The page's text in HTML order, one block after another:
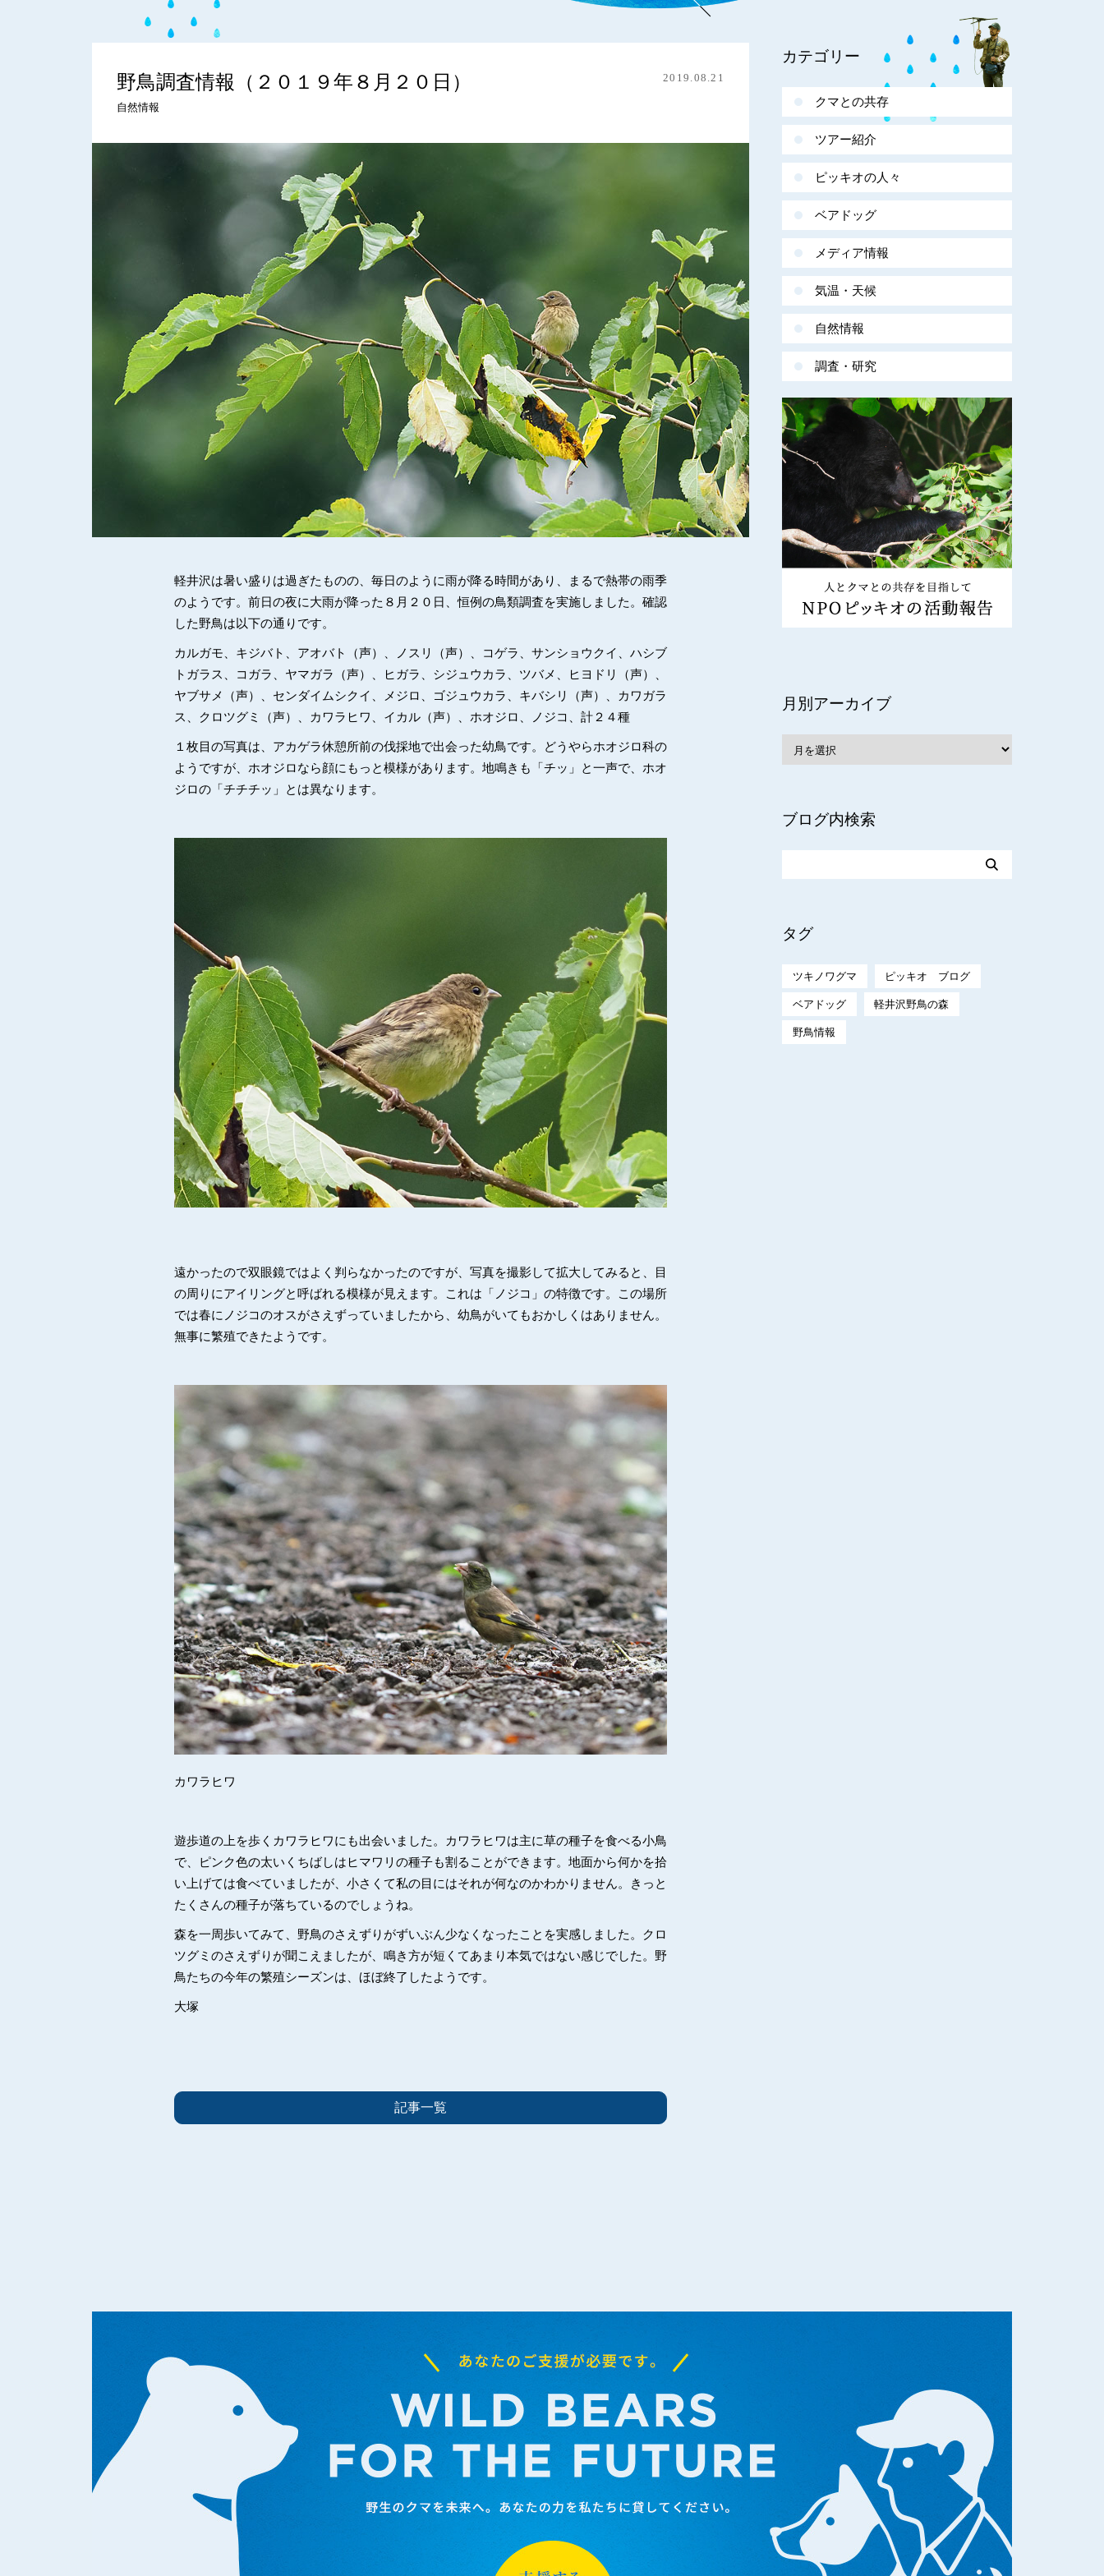
野鳥調査情報（２０１９年８月２０日）
自然情報
2019.08.21
軽井沢は暑い盛りは過ぎたものの、毎日のように雨が降る時間があり、まるで熱帯の雨季
のようです。前日の夜に大雨が降った８月２０日、恒例の鳥類調査を実施しました。確認
した野鳥は以下の通りです。
カルガモ、キジバト、アオバト（声）、ノスリ（声）、コゲラ、サンショウクイ、ハシブ
トガラス、コガラ、ヤマガラ（声）、ヒガラ、シジュウカラ、ツバメ、ヒヨドリ（声）、
ヤブサメ（声）、センダイムシクイ、メジロ、ゴジュウカラ、キバシリ（声）、カワガラ
ス、クロツグミ（声）、カワラヒワ、イカル（声）、ホオジロ、ノジコ、計２４種
１枚目の写真は、アカゲラ休憩所前の伐採地で出会った幼鳥です。どうやらホオジロ科の
ようですが、ホオジロなら顔にもっと模様があります。地鳴きも「チッ」と一声で、ホオ
ジロの「チチチッ」とは異なります。
遠かったので双眼鏡ではよく判らなかったのですが、写真を撮影して拡大してみると、目
の周りにアイリングと呼ばれる模様が見えます。これは「ノジコ」の特徴です。この場所
では春にノジコのオスがさえずっていましたから、幼鳥がいてもおかしくはありません。
無事に繁殖できたようです。
カワラヒワ
遊歩道の上を歩くカワラヒワにも出会いました。カワラヒワは主に草の種子を食べる小鳥
で、ピンク色の太いくちばしはヒマワリの種子も割ることができます。地面から何かを拾
い上げては食べていましたが、小さくて私の目にはそれが何なのかわかりません。きっと
たくさんの種子が落ちているのでしょうね。
森を一周歩いてみて、野鳥のさえずりがずいぶん少なくなったことを実感しました。クロ
ツグミのさえずりが聞こえましたが、鳴き方が短くてあまり本気ではない感じでした。野
鳥たちの今年の繁殖シーズンは、ほぼ終了したようです。
大塚
記事一覧
カテゴリー
クマとの共存
ツアー紹介
ピッキオの人々
ベアドッグ
メディア情報
気温・天候
自然情報
調査・研究
月別アーカイブ
ブログ内検索
タグ
ツキノワグマ ピッキオ ブログ
ベアドッグ 軽井沢野鳥の森
野鳥情報